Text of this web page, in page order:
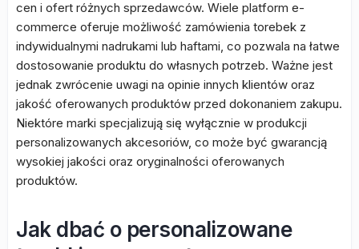
cen i ofert różnych sprzedawców. Wiele platform e-
commerce oferuje możliwość zamówienia torebek z
indywidualnymi nadrukami lub haftami, co pozwala na łatwe
dostosowanie produktu do własnych potrzeb. Ważne jest
jednak zwrócenie uwagi na opinie innych klientów oraz
jakość oferowanych produktów przed dokonaniem zakupu.
Niektóre marki specjalizują się wyłącznie w produkcji
personalizowanych akcesoriów, co może być gwarancją
wysokiej jakości oraz oryginalności oferowanych
produktów.
Jak dbać o personalizowane